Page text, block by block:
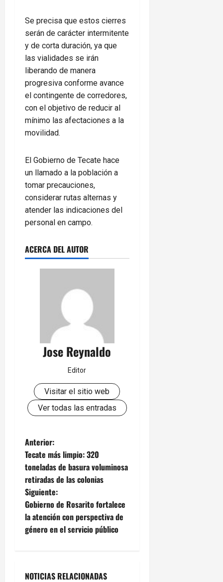
Se precisa que estos cierres
serán de carácter intermitente
y de corta duración, ya que
las vialidades se irán
liberando de manera
progresiva conforme avance
el contingente de corredores,
con el objetivo de reducir al
mínimo las afectaciones a la
movilidad.
El Gobierno de Tecate hace
un llamado a la población a
tomar precauciones,
considerar rutas alternas y
atender las indicaciones del
personal en campo.
ACERCA DEL AUTOR
Jose Reynaldo
Editor
Visitar el sitio web
Ver todas las entradas
N
a
v
e
g
c
Anterior:
Tecate más limpio: 320
toneladas de basura voluminosa
retiradas de las colonias
Siguiente:
Gobierno de Rosarito fortalece
la atención con perspectiva de
género en el servicio público
NOTICIAS RELACIONADAS